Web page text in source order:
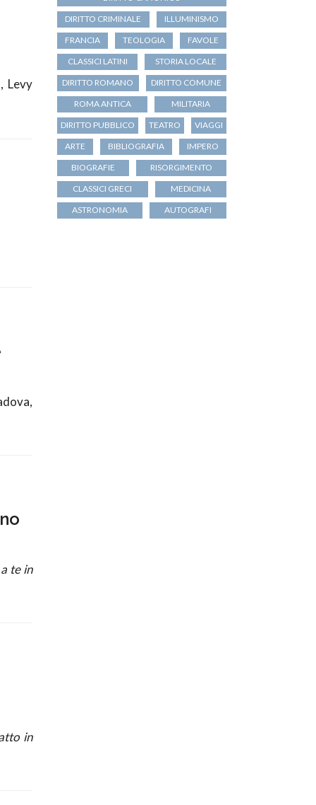
Levy
te in
in
DIRITTO CRIMINALE
ILLUMINISMO
FRANCIA
TEOLOGIA
FAVOLE
CLASSICI LATINI
STORIA LOCALE
DIRITTO ROMANO
DIRITTO COMUNE
ROMA ANTICA
MILITARIA
DIRITTO PUBBLICO
TEATRO
VIAGGI
ARTE
BIBLIOGRAFIA
IMPERO
BIOGRAFIE
RISORGIMENTO
CLASSICI GRECI
MEDICINA
ASTRONOMIA
AUTOGRAFI